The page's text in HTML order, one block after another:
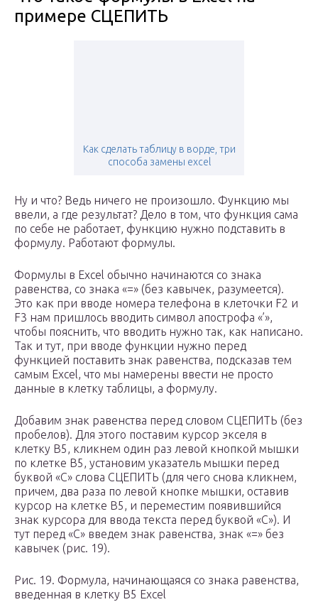
примере СЦЕПИТЬ
Как сделать таблицу в ворде, три
способа замены excel
Ну и что? Ведь ничего не произошло. Функцию мы
ввели, а где результат? Дело в том, что функция сама
по себе не работает, функцию нужно подставить в
формулу. Работают формулы.
Формулы в Excel обычно начинаются со знака
равенства, со знака «=» (без кавычек, разумеется).
Это как при вводе номера телефона в клеточки F2 и
F3 нам пришлось вводить символ апострофа «’»,
чтобы пояснить, что вводить нужно так, как написано.
Так и тут, при вводе функции нужно перед
функцией поставить знак равенства, подсказав тем
самым Excel, что мы намерены ввести не просто
данные в клетку таблицы, а формулу.
Добавим знак равенства перед словом СЦЕПИТЬ (без
пробелов). Для этого поставим курсор экселя в
клетку B5, кликнем один раз левой кнопкой мышки
по клетке B5, установим указатель мышки перед
буквой «С» слова СЦЕПИТЬ (для чего снова кликнем,
причем, два раза по левой кнопке мышки, оставив
курсор на клетке B5, и переместим появившийся
знак курсора для ввода текста перед буквой «С»). И
тут перед «С» введем знак равенства, знак «=» без
кавычек (рис. 19).
Рис. 19. Формула, начинающаяся со знака равенства,
введенная в клетку B5 Excel